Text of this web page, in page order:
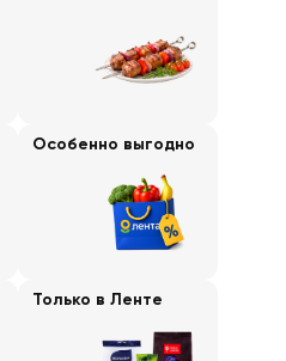
Особенно выгодно
Только в Ленте